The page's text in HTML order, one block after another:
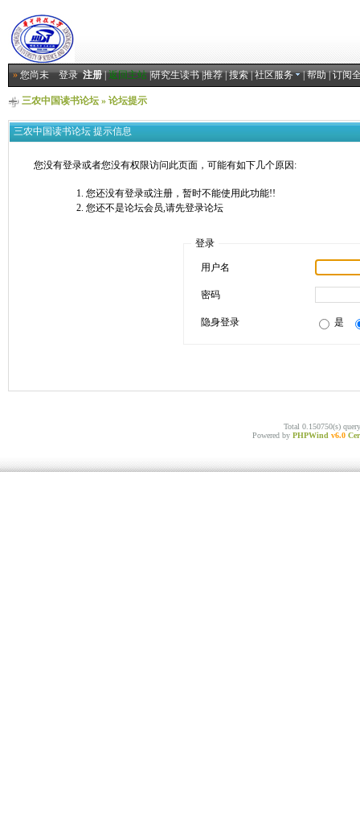
»您尚未登录 注册|返回主站|研究生读书|推荐|搜索|社区服务 |帮助|订阅
三农中国读书论坛» 论坛提示
三农中国读书论坛 提示信息
您没有登录或者您没有权限访问此页面，可能有如下几个原因:
您还没有登录或注册，暂时不能使用此功能!!
您还不是论坛会员,请先登录论坛
登录
用户名
密码
隐身登录 是
Total 0.150750(s)
Powered by PHPWind v6.0